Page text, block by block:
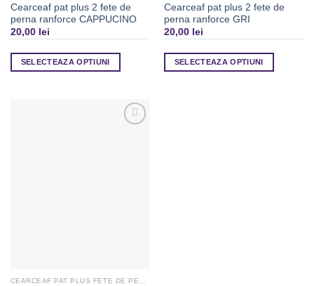
Cearceaf pat plus 2 fete de
perna ranforce CAPPUCINO
20,00 lei
SELECTEAZA OPTIUNI
Cearceaf pat plus 2 fete de
perna ranforce GRI
20,00 lei
SELECTEAZA OPTIUNI